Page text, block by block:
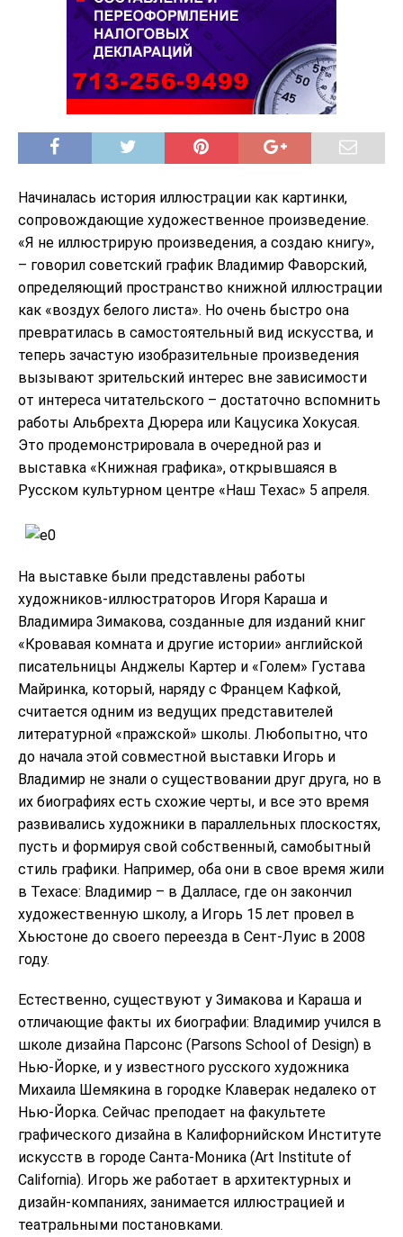
Начиналась история иллюстрации как картинки,
сопровождающие художественное произведение.
«Я не иллюстрирую произведения, а создаю книгу»,
– говорил советский график Владимир Фаворский,
определяющий пространство книжной иллюстрации
как «воздух белого листа». Но очень быстро она
превратилась в самостоятельный вид искусства, и
теперь зачастую изобразительные произведения
вызывают зрительский интерес вне зависимости
от интереса читательского – достаточно вспомнить
работы Альбрехта Дюрера или Кацусика Хокусая.
Это продемонстрировала в очередной раз и
выставка «Книжная графика», открывшаяся в
Русском культурном центре «Наш Техас» 5 апреля.
На выставке были представлены работы
художников-иллюстраторов Игоря Караша и
Владимира Зимакова, созданные для изданий книг
«Кровавая комната и другие истории» английской
писательницы Анджелы Картер и «Голем» Густава
Майринка, который, наряду с Францем Кафкой,
считается одним из ведущих представителей
литературной «пражской» школы. Любопытно, что
до начала этой совместной выставки Игорь и
Владимир не знали о существовании друг друга, но в
их биографиях есть схожие черты, и все это время
развивались художники в параллельных плоскостях,
пусть и формируя свой собственный, самобытный
стиль графики. Например, оба они в свое время жили
в Техасе: Владимир – в Далласе, где он закончил
художественную школу, а Игорь 15 лет провел в
Хьюстоне до своего переезда в Сент-Луис в 2008
году.
Естественно, существуют у Зимакова и Караша и
отличающие факты их биографии: Владимир учился в
школе дизайна Парсонс (Parsons School of Design) в
Нью-Йорке, и у известного русского художника
Михаила Шемякина в городке Клаверак недалеко от
Нью-Йорка. Сейчас преподает на факультете
графического дизайна в Калифорнийском Институте
искусств в городе Санта-Моника (Art Institute of
California). Игорь же работает в архитектурных и
дизайн-компаниях, занимается иллюстрацией и
театральными постановками.